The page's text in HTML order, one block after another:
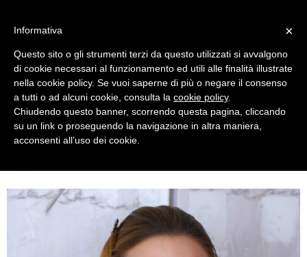
THURSDAY, NOVEMBER 26, 2015
×
Informativa
Questo sito o gli strumenti terzi da questo utilizzati si avvalgono
di cookie necessari al funzionamento ed utili alle finalità illustrate
nella cookie policy. Se vuoi saperne di più o negare il consenso
a tutti o ad alcuni cookie, consulta la cookie policy.
Chiudendo questo banner, scorrendo questa pagina, cliccando
su un link o proseguendo la navigazione in altra maniera,
acconsenti all’uso dei cookie.